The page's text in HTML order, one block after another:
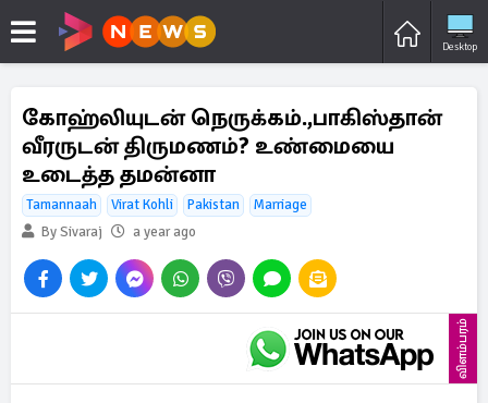
Desktop
கோஹ்லியுடன் நெருக்கம்.,பாகிஸ்தான்
வீரருடன் திருமணம்? உண்மையை
உடைத்த தமன்னா
Tamannaah Virat Kohli Pakistan
Marriage
By Sivaraj
a year ago
விளம்பரம்